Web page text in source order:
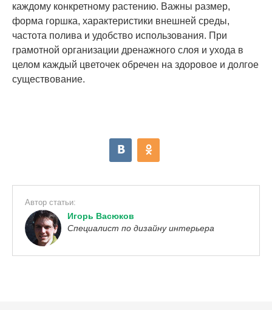
каждому конкретному растению. Важны размер,
форма горшка, характеристики внешней среды,
частота полива и удобство использования. При
грамотной организации дренажного слоя и ухода в
целом каждый цветочек обречен на здоровое и долгое
существование.
Автор статьи:
Игорь Васюков
Специалист по дизайну интерьера